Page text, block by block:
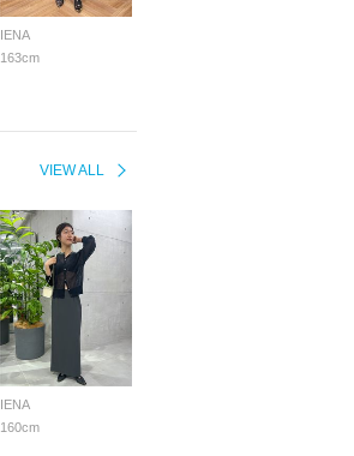
IENA
163cm
VIEW ALL
IENA
160cm